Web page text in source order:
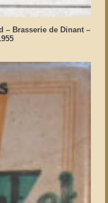
– Brasserie de Dinant –